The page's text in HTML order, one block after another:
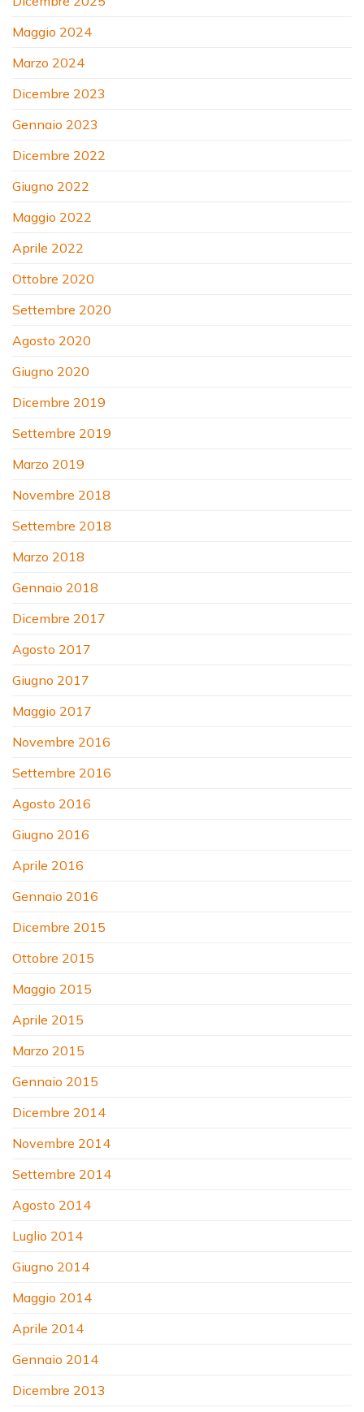
Maggio 2024
Marzo 2024
Dicembre 2023
Gennaio 2023
Dicembre 2022
Giugno 2022
Maggio 2022
Aprile 2022
Ottobre 2020
Settembre 2020
Agosto 2020
Giugno 2020
Dicembre 2019
Settembre 2019
Marzo 2019
Novembre 2018
Settembre 2018
Marzo 2018
Gennaio 2018
Dicembre 2017
Agosto 2017
Giugno 2017
Maggio 2017
Novembre 2016
Settembre 2016
Agosto 2016
Giugno 2016
Aprile 2016
Gennaio 2016
Dicembre 2015
Ottobre 2015
Maggio 2015
Aprile 2015
Marzo 2015
Gennaio 2015
Dicembre 2014
Novembre 2014
Settembre 2014
Agosto 2014
Luglio 2014
Giugno 2014
Maggio 2014
Aprile 2014
Gennaio 2014
Dicembre 2013